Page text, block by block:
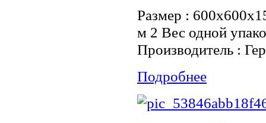
Размер :
м 2 Вес одной
Производитель :
Подробнее